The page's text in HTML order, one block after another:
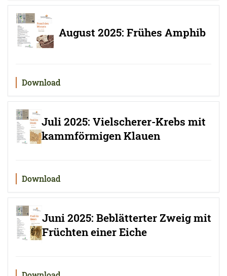
August 2025: Frühes Amphib
Download
Juli 2025: Vielscherer-Krebs mit
kammförmigen Klauen
Download
Juni 2025: Beblätterter Zweig mit
Früchten einer Eiche